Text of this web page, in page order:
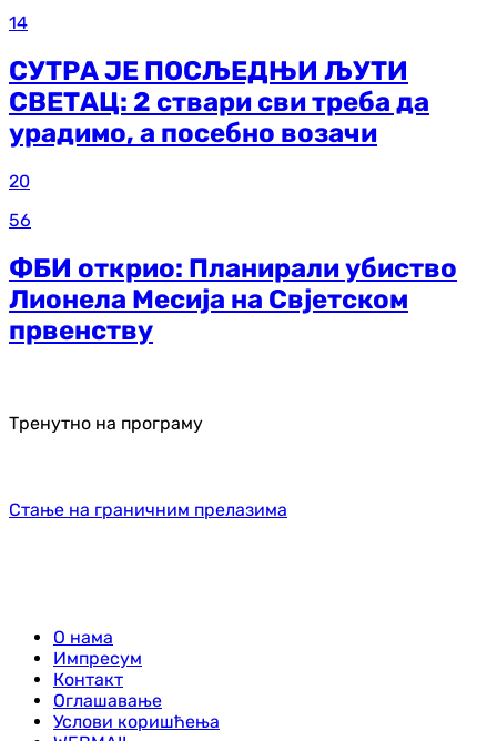
14
СУТРА ЈЕ ПОСЉЕДЊИ ЉУТИ
СВЕТАЦ: 2 ствари сви треба да
урадимо, а посебно возачи
20
56
ФБИ открио: Планирали убиство
Лионела Месија на Свјетском
првенству
Тренутно на програму
Стање на граничним прелазима
О нама
Импресум
Контакт
Оглашавање
Услови коришћења